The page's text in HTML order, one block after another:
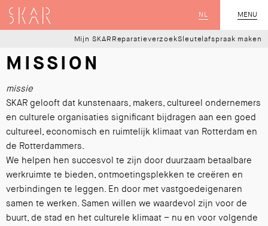
MENU
CLOSE
NL
SKAR
Mijn SKAR ReparatieverzoekSleutelafspraak maken
MISSION
missie
SKAR gelooft dat kunstenaars, makers, cultureel ondernemers
en culturele organisaties significant bijdragen aan een goed
cultureel, economisch en ruimtelijk klimaat van Rotterdam en
de Rotterdammers.
We helpen hen succesvol te zijn door duurzaam betaalbare
werkruimte te bieden, ontmoetingsplekken te creëren en
verbindingen te leggen. En door met vastgoedeigenaren
samen te werken. Samen willen we waardevol zijn voor de
buurt, de stad en het culturele klimaat – nu en voor volgende